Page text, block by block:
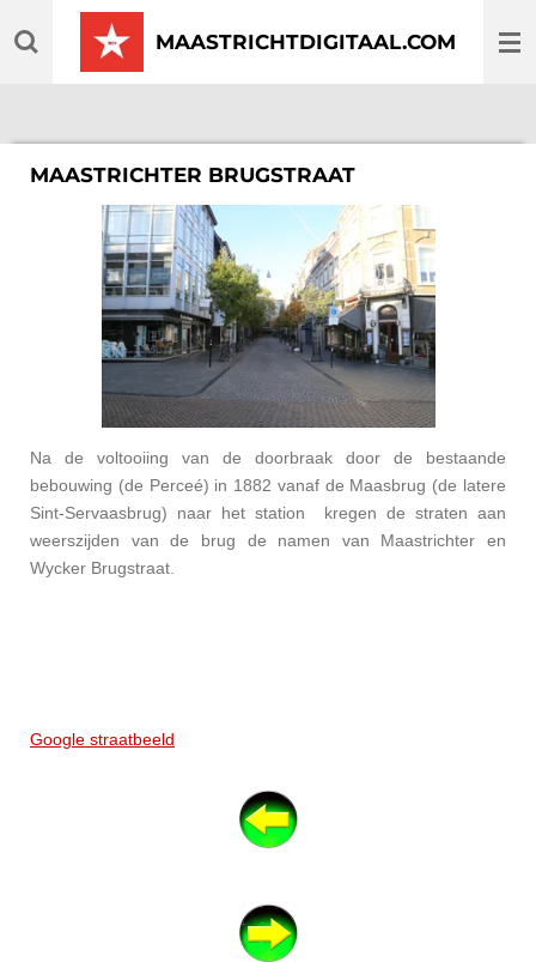
direct
MAASTRICHTDIGITAAL.COM
MAASTRICHTER BRUGSTRAAT
Na de voltooiing van de doorbraak door de bestaande
bebouwing (de Perceé) in 1882 vanaf de Maasbrug (de latere
Sint-Servaasbrug) naar het station kregen de straten aan
weerszijden van de brug de namen van Maastrichter en
Wycker Brugstraat.
Google straatbeeld